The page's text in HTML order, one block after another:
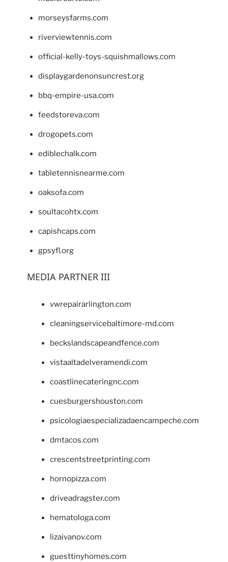
morseysfarms.com
riverviewtennis.com
official-kelly-toys-squishmallows.com
displaygardenonsuncrest.org
bbq-empire-usa.com
feedstoreva.com
drogopets.com
ediblechalk.com
tabletennisnearme.com
oaksofa.com
soultacohtx.com
capishcaps.com
gpsyfl.org
MEDIA PARTNER III
vwrepairarlington.com
cleaningservicebaltimore-md.com
beckslandscapeandfence.com
vistaaltadelveramendi.com
coastlinecateringnc.com
cuesburgershouston.com
psicologiaespecializadaencampeche.com
dmtacos.com
crescentstreetprinting.com
hornopizza.com
driveadragster.com
hematologa.com
lizaivanov.com
guesttinyhomes.com